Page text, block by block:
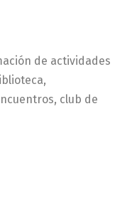
de actividades
club de